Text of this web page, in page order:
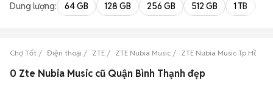
Dung lượng: 64 GB 128 GB 256 GB 512 GB 1 TB
Chợ Tốt Điện thoại ZTE ZTE Nubia Music ZTE Nubia Music Tp Hồ Chí
0 Zte Nubia Music cũ Quận Bình Thạnh đẹp